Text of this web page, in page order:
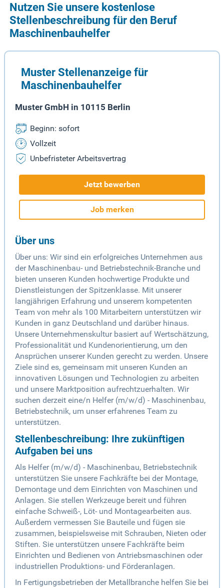
Nutzen Sie unsere kostenlose
Stellenbeschreibung für den Beruf
Maschinenbauhelfer
Muster Stellenanzeige für
Maschinenbauhelfer
Muster GmbH in 10115 Berlin
Beginn: sofort
Vollzeit
Unbefristeter Arbeitsvertrag
Jetzt bewerben
Job merken
Über uns
Über uns: Wir sind ein erfolgreiches Unternehmen aus
der Maschinenbau- und Betriebstechnik-Branche und
bieten unseren Kunden hochwertige Produkte und
Dienstleistungen der Spitzenklasse. Mit unserer
langjährigen Erfahrung und unserem kompetenten
Team von mehr als 100 Mitarbeitern unterstützen wir
Kunden in ganz Deutschland und darüber hinaus.
Unsere Unternehmenskultur basiert auf Wertschätzung,
Professionalität und Kundenorientierung, um den
Ansprüchen unserer Kunden gerecht zu werden. Unsere
Ziele sind es, gemeinsam mit unseren Kunden an
innovativen Lösungen und Technologien zu arbeiten
und unsere Marktposition aufrechtzuerhalten. Wir
suchen derzeit eine/n Helfer (m/w/d) - Maschinenbau,
Betriebstechnik, um unser erfahrenes Team zu
unterstützen.
Stellenbeschreibung: Ihre zukünftigen
Aufgaben bei uns
Als Helfer (m/w/d) - Maschinenbau, Betriebstechnik
unterstützen Sie unsere Fachkräfte bei der Montage,
Demontage und dem Einrichten von Maschinen und
Anlagen. Sie stellen Werkzeuge bereit und führen
einfache Schweiß-, Löt- und Montagearbeiten aus.
Außerdem vermessen Sie Bauteile und fügen sie
zusammen, beispielsweise mit Schrauben, Nieten oder
Stiften. Sie unterstützen unsere Fachkräfte beim
Einrichten und Bedienen von Antriebsmaschinen oder
industriellen Produktions- und Förderanlagen.
In Fertigungsbetrieben der Metallbranche helfen Sie bei